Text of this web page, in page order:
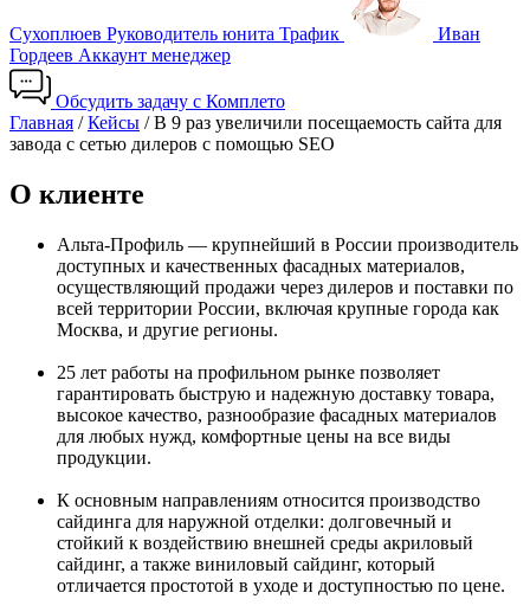
Сухоплюев Руководитель юнита Трафик
Иван
Гордеев Аккаунт менеджер
Обсудить задачу с Комплето
Главная / Кейсы / В 9 раз увеличили посещаемость сайта для
завода с сетью дилеров с помощью SEO
О клиенте
Альта-Профиль — крупнейший в России производитель
доступных и качественных фасадных материалов,
осуществляющий продажи через дилеров и поставки по
всей территории России, включая крупные города как
Москва, и другие регионы.
25 лет работы на профильном рынке позволяет
гарантировать быструю и надежную доставку товара,
высокое качество, разнообразие фасадных материалов
для любых нужд, комфортные цены на все виды
продукции.
К основным направлениям относится производство
сайдинга для наружной отделки: долговечный и
стойкий к воздействию внешней среды акриловый
сайдинг, а также виниловый сайдинг, который
отличается простотой в уходе и доступностью по цене.